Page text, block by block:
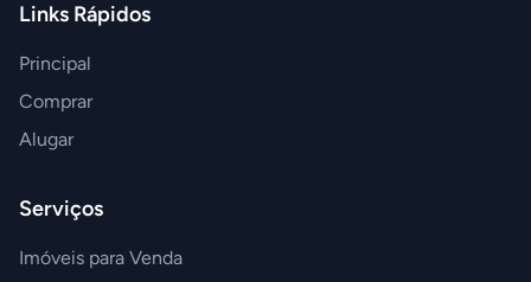
Links Rápidos
Principal
Comprar
Alugar
Serviços
Imóveis para Venda